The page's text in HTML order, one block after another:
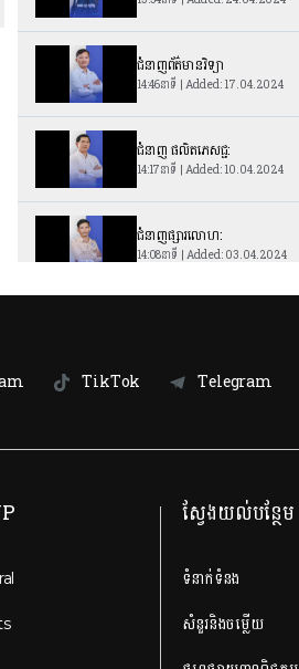
ជំនាញព័ត៌មានវិទ្យា
14:46នាទី | Added: 17.04.2024
ជំនាញ ផលិតភេសជ្ជ:
14:17នាទី | Added: 10.04.2024
ជំនាញផ្សារលោហ:
14:08នាទី | Added: 03.04.2024
13:15នាទី | Added: 13.03.2024
ជំនាញ អក្សរសាស្រ្ដបារាំង
ជំនាញវិទ្យាសាស្រ្សអុបទិក
TikTok Telegram
ស្វែងយល់បន្ថែម
ទំនាក់ទំនង
សំនួរនិងចម្លើយ